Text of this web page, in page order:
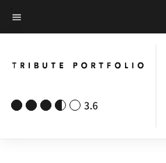
Skip
to
content
菜单文本
3.6